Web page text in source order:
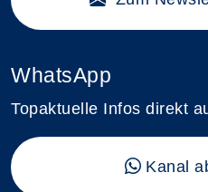
WhatsApp
Topaktuelle Infos direkt
Kanal